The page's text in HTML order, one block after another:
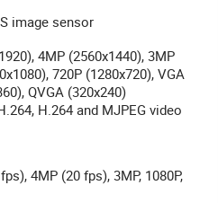
image sensor
4MP (2560x1440), 3MP
720P (1280x720), VGA
QVGA (320x240)
H.264 and MJPEG video
4MP (20 fps), 3MP, 1080P,